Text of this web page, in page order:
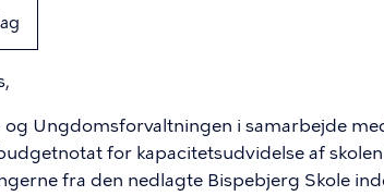
og Ungdomsforvaltningen i samarbejde
for kapacitetsudvidelse af
fra den nedlagte Bispebjerg Skole